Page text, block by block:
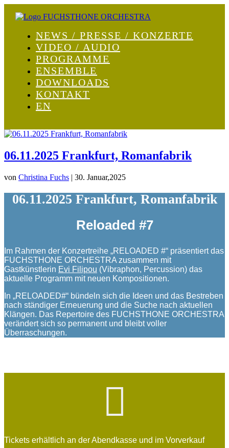
NEWS / PRESSE / KONZERTE
VIDEO / AUDIO
PROGRAMME
ENSEMBLE
DOWNLOADS
KONTAKT
EN
06.11.2025 Frankfurt, Romanfabrik
von Christina Fuchs | 30. Januar,2025
06.11.2025 Frankfurt, Romanfabrik
Reloaded #7
Im Rahmen der Konzertreihe „RELOADED #“ präsentiert das
FUCHSTHONE ORCHESTRA zusammen mit
Gastkünstlerin Evi Filipou (Vibraphon, Percussion) das
aktuelle Programm mit neuen Kompositionen.
In „RELOADED#“ bündeln sich die Ideen und das Bestreben
nach ständiger Erneuerung und die Suche nach aktuellen
Klängen. Das Repertoire des FUCHSTHONE ORCHESTRA
verändert sich so permanent und bleibt voller
Überraschungen.

Tickets erhältlich an der Abendkasse und im Vorverkauf